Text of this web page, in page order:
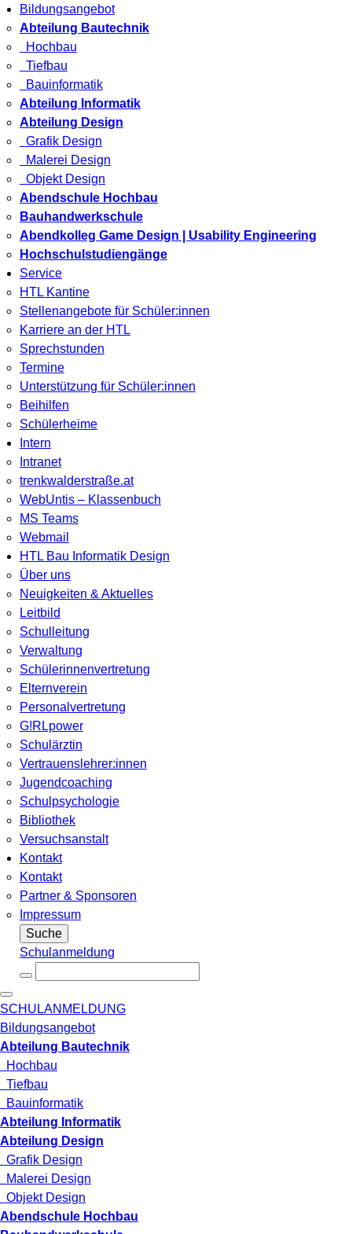
Bildungsangebot
Abteilung Bautechnik
Hochbau
Tiefbau
Bauinformatik
Abteilung Informatik
Abteilung Design
Grafik Design
Malerei Design
Objekt Design
Abendschule Hochbau
Bauhandwerkschule
Abendkolleg Game Design | Usability Engineering
Hochschulstudiengänge
Service
HTL Kantine
Stellenangebote für Schüler:innen
Karriere an der HTL
Sprechstunden
Termine
Unterstützung für Schüler:innen
Beihilfen
Schülerheime
Intern
Intranet
trenkwalderstraße.at
WebUntis – Klassenbuch
MS Teams
Webmail
HTL Bau Informatik Design
Über uns
Neuigkeiten & Aktuelles
Leitbild
Schulleitung
Verwaltung
Schülerinnenvertretung
Elternverein
Personalvertretung
G!RLpower
Schulärztin
Vertrauenslehrer:innen
Jugendcoaching
Schulpsychologie
Bibliothek
Versuchsanstalt
Kontakt
Kontakt
Partner & Sponsoren
Impressum
Suche
Schulanmeldung
SCHULANMELDUNG
Bildungsangebot
Abteilung Bautechnik
Hochbau
Tiefbau
Bauinformatik
Abteilung Informatik
Abteilung Design
Grafik Design
Malerei Design
Objekt Design
Abendschule Hochbau